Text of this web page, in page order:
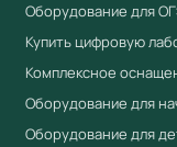
Оборудование для
Купить цифровую
Комплексное
Оборудование для
Оборудование для